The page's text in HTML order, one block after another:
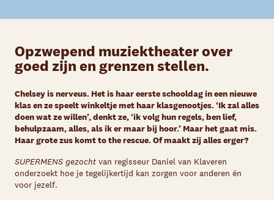
Opzwepend muziektheater over
goed zijn en grenzen stellen.
Chelsey is nerveus. Het is haar eerste schooldag in een nieuwe
klas en ze speelt winkeltje met haar klasgenootjes. ‘Ik zal alles
doen wat ze willen’, denkt ze, ‘ik volg hun regels, ben lief,
behulpzaam, alles, als ik er maar bij hoor.’ Maar het gaat mis.
Haar grote zus komt to the rescue. Of maakt zij alles erger?
SUPERMENS gezocht van regisseur Daniel van Klaveren
onderzoekt hoe je tegelijkertijd kan zorgen voor anderen én
voor jezelf.